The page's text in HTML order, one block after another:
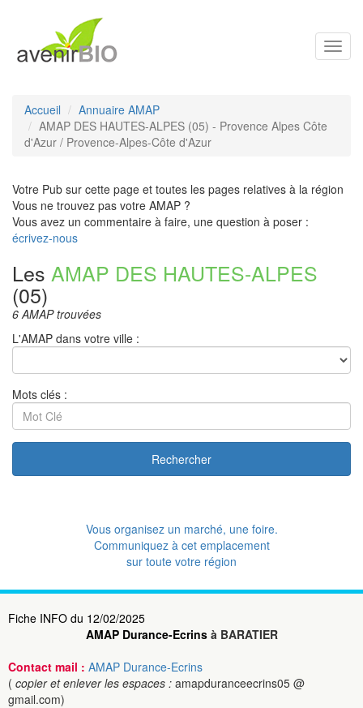
Accueil
Annuaire AMAP
AMAP DES HAUTES-ALPES (05) - Provence Alpes Côte
d'Azur / Provence-Alpes-Côte d'Azur
Votre Pub sur cette page et toutes les pages relatives à la région
Vous ne trouvez pas votre AMAP ?
Vous avez un commentaire à faire, une question à poser :
écrivez-nous
Les AMAP DES HAUTES-ALPES
(05)
6 AMAP trouvées
L'AMAP dans votre ville :
Mots clés :
Rechercher
Vous organisez un marché, une foire.
Communiquez à cet emplacement
sur toute votre région
Fiche INFO du 12/02/2025
AMAP Durance-Ecrinsà BARATIER
Contact mail : AMAP Durance-Ecrins
( copier et enlever les espaces : amapduranceecrins05 @
gmail.com)